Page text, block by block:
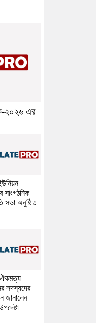
২০২৬ এর
সাংগঠনিক
সভা অনুষ্ঠিত
ঐকমত্য
সদস্যদের
জানালেন